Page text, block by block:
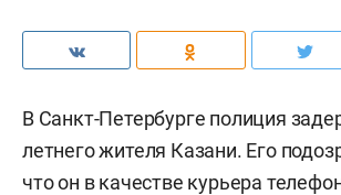
В Санкт-Петербурге полиция
летнего жителя Казани. Его
что он в качестве курьера